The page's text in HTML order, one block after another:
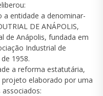
entidade a denominar-
DE ANÁPOLIS,
de Anápolis, fundada em
Industrial de
1958.
a reforma estatutária,
elaborado por uma